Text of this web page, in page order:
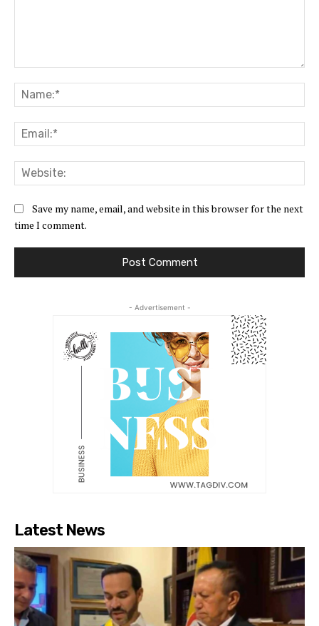
Save my name, email, and website in this browser for the next
time I comment.
- Advertisement -
Latest News